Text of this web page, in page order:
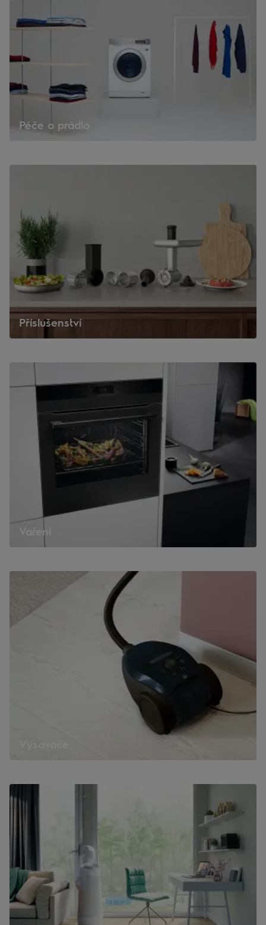
Péče o prádlo
Příslušenství
Vaření